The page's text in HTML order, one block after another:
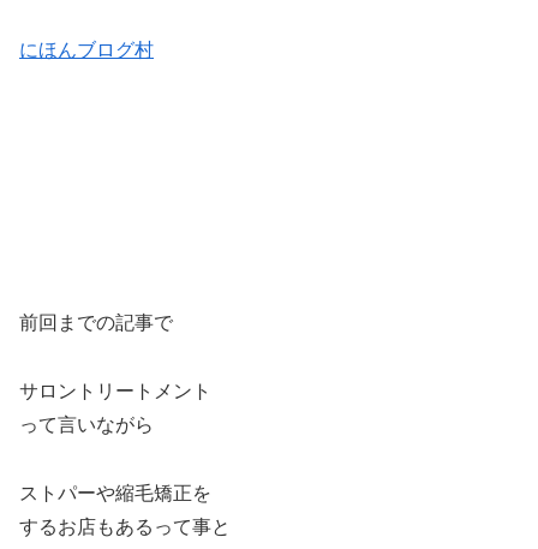
にほんブログ村
前回までの記事で
サロントリートメント
って言いながら
ストパーや縮毛矯正を
するお店もあるって事と